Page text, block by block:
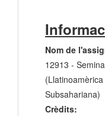
Nom de
12913 -
Subsahariana)
Crèdits: